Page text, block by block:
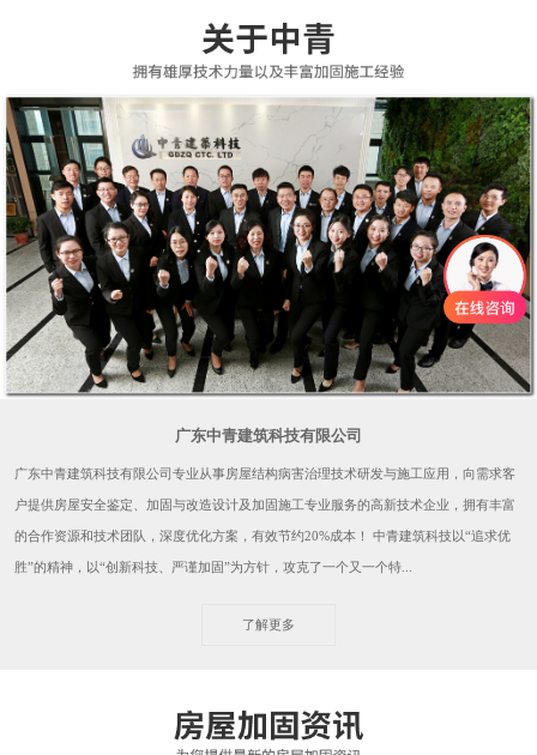
广东中青建筑科技有限公司
广东中青建筑科技有限公司专业从事房屋结构病害治理技术研发与施工应用，向需求客
户提供房屋安全鉴定、加固与改造设计及加固施工专业服务的高新技术企业，拥有丰富
的合作资源和技术团队，深度优化方案，有效节约20%成本！ 中青建筑科技以“追求优
胜”的精神，以“创新科技、严谨加固”为方针，攻克了一个又一个特...
了解更多